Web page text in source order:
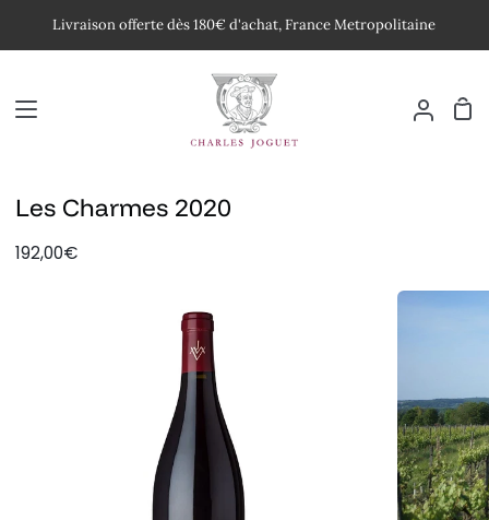
Livraison offerte dès 180€ d'achat, France Metropolitaine
Mon
Les Charmes 2020
192,00€